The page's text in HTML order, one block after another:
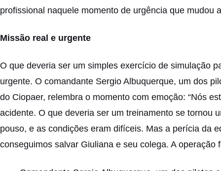
profissional naquele momento de urgência que
Missão real e urgente
O que deveria ser um simples exercício de simulação
urgente. O comandante Sergio Albuquerque, um dos
do Ciopaer, relembra o momento com emoção: “Nós
acidente. O que deveria ser um treinamento se tornou
pouso, e as condições eram difíceis. Mas a perícia da
conseguimos salvar Giuliana e seu colega. A operação